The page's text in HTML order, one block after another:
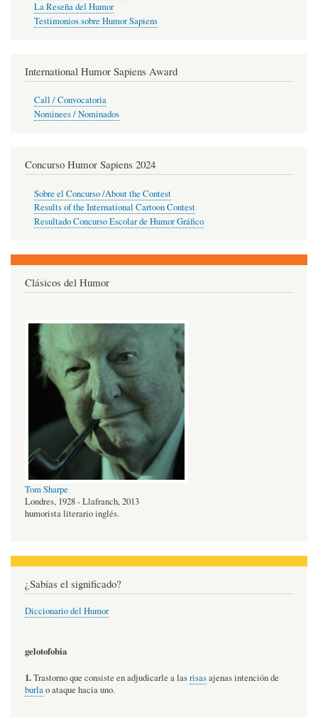
La Reseña del Humor
Testimonios sobre Humor Sapiens
International Humor Sapiens Award
Call / Convocatoria
Nominees / Nominados
Concurso Humor Sapiens 2024
Sobre el Concurso /About the Contest
Results of the International Cartoon Contest
Resultado Concurso Escolar de Humor Gráfico
Clásicos del Humor
Tom Sharpe
Londres, 1928 - Llafranch, 2013
humorista literario inglés.
¿Sabías el significado?
Diccionario del Humor
gelotofobia
1.Trastorno que consiste en adjudicarle a lasrisasajenas intención de
burlao ataque hacia uno.